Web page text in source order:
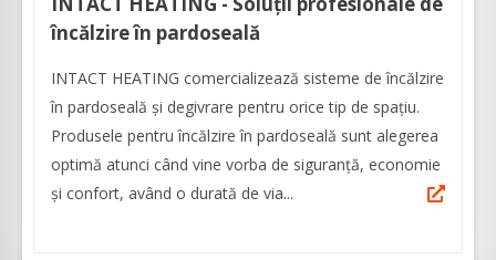
încălzire în pardoseală
INTACT HEATING comercializează sisteme de încălzire
în pardoseală și degivrare pentru orice tip de spațiu.
Produsele pentru încălzire în pardoseală sunt alegerea
optimă atunci când vine vorba de siguranță, economie
și confort, având o durată de via...